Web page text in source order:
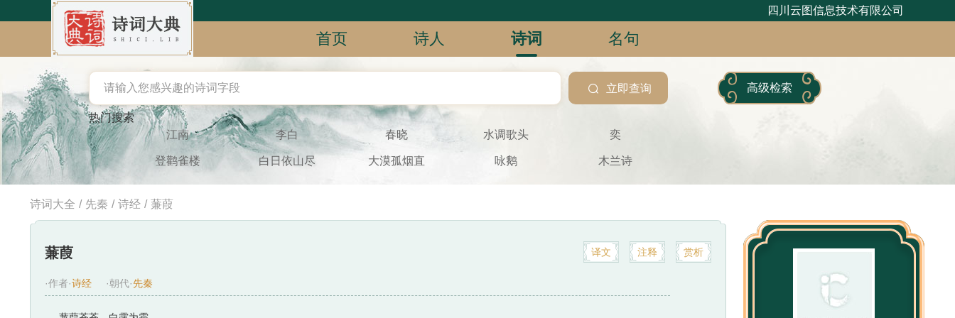
四川云图信息技术有限公司
首页 诗人 诗词 名句
立即查询 高级检索
热门搜索
江南
李白 春晓 水调歌头 奕
登鹳雀楼 白日依山尽 大漠孤烟直 咏鹅 木兰诗
诗词大全 / 先秦 / 诗经 / 蒹葭
蒹葭
·作者·诗经 ·朝代·先秦
译文 注释 赏析